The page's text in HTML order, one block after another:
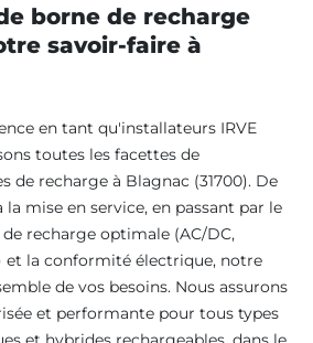
borne de recharge
savoir-faire à
en tant qu'installateurs IRVE
toutes les facettes de
de recharge à Blagnac (31700). De
mise en service, en passant par le
recharge optimale (AC/DC,
et la conformité électrique, notre
de vos besoins. Nous assurons
et performante pour tous types